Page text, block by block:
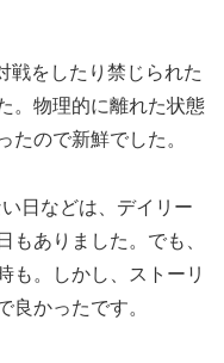
戦をしたり禁じられた
。物理的に離れた状態
たので新鮮でした。
日などは、デイリー
もありました。でも、
も。しかし、ストーリ
良かったです。